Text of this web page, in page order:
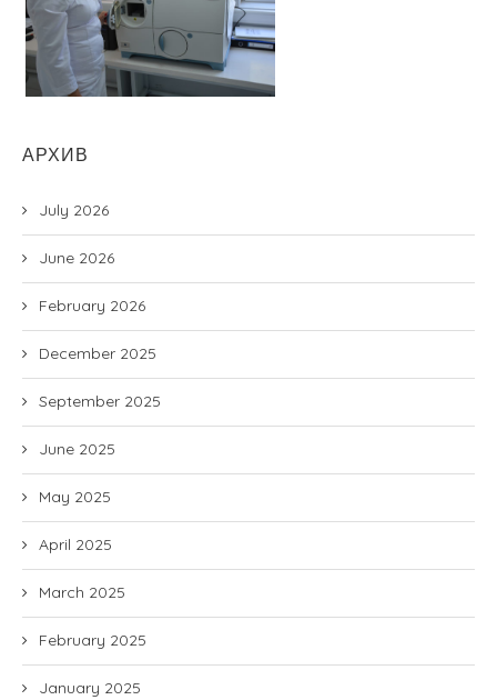
АРХИВ
July 2026
June 2026
February 2026
December 2025
September 2025
June 2025
May 2025
April 2025
March 2025
February 2025
January 2025